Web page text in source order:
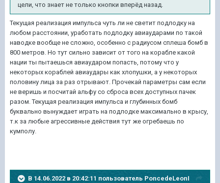
цели, что знает не только кнопки вперёд назад.
Текущая реализация импульса чуть ли не светит подлодку на
любом расстоянии, уработать подлодку авиаударами по такой
наводке вообще не сложно, особенно с радиусом сплеша бомб в
800 метров. Но тут сильно зависит от того на корабле какой
нации ты пытаешься авиаударом попасть, потому что у
некоторых кораблей авиаудары как хлопушки, а у некоторых
половину лица за раз отрывают. Прочекай параметры сам если
не веришь и посчитай альфу со сброса всех доступных пачек
разом. Текущая реализация импульса и глубинных бомб
буквально вынуждает играть на подлодке максимально в крысу,
т.к за любые агрессивные действия тут же огребаешь по
кумполу.
В 14.06.2022 в 20:42:11 пользователь PoncedeLeonI